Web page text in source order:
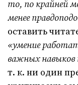
то, по крайней
менее
оставить
«умение
важных навыков
т. к. ни один